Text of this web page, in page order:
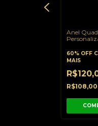
Anel
60% OFF
MAIS
R$108,00